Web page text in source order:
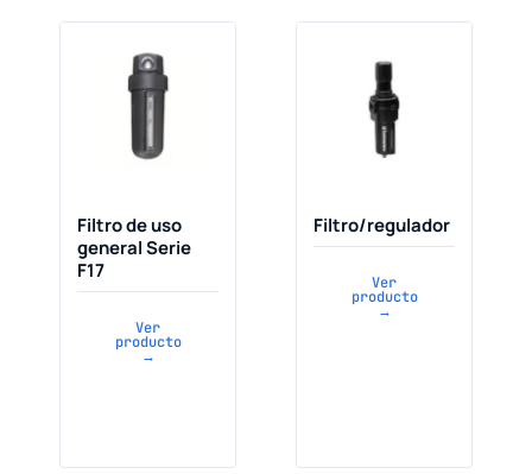
Filtro de uso
general Serie
F17
Ver
producto
→
Filtro/regulador
Ver
producto
→